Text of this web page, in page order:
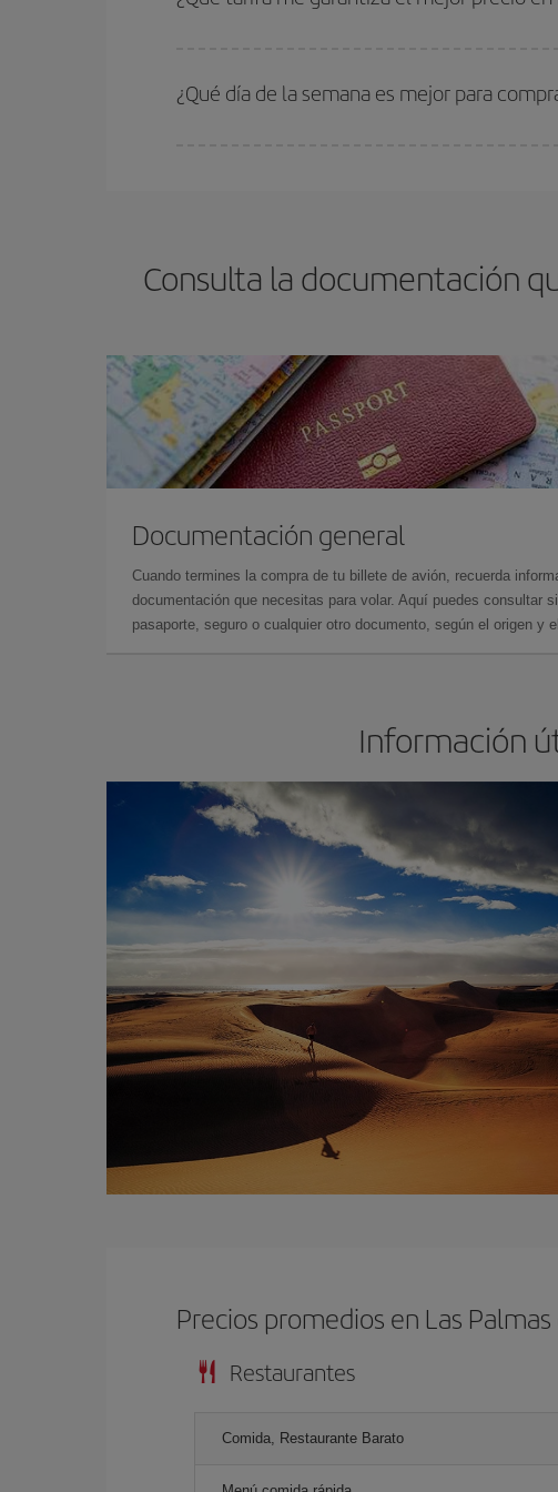
¿Qué día de la semana es mejor para
Consulta la documentación
Documentación general
Cuando termines la compra de tu billete de avión, recuerda
documentación que necesitas para volar. Aquí puedes consultar
pasaporte, seguro o cualquier otro documento, según el origen y
Información
Precios promedios en Las
Restaurantes
Comida, Restaurante Barato